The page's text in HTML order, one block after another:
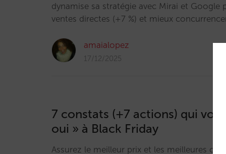
dynamise sa stratégie avec Mirai et Google
ventes directes (+7 %) et mieux
amaialopez
17/12/2025
7 constats (+7 actions) qui
oui » à Black Friday
Assurez le meilleur prix et les meilleures